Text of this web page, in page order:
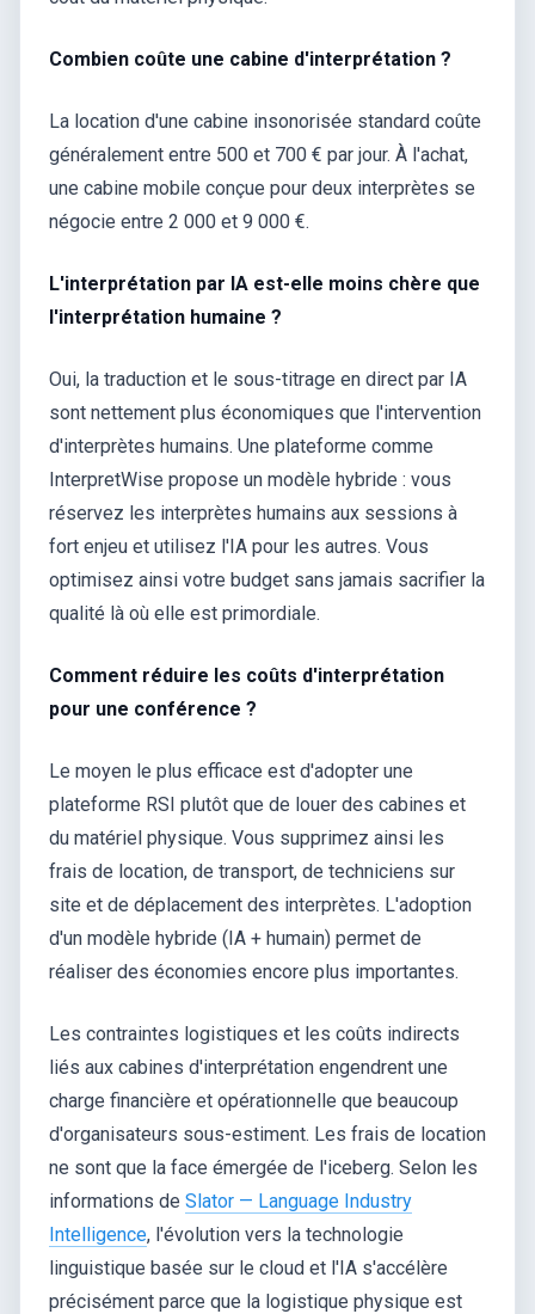
Combien coûte une cabine d'interprétation ?
La location d'une cabine insonorisée standard coûte
généralement entre 500 et 700 € par jour. À l'achat,
une cabine mobile conçue pour deux interprètes se
négocie entre 2 000 et 9 000 €.
L'interprétation par IA est-elle moins chère que
l'interprétation humaine ?
Oui, la traduction et le sous-titrage en direct par IA
sont nettement plus économiques que l'intervention
d'interprètes humains. Une plateforme comme
InterpretWise propose un modèle hybride : vous
réservez les interprètes humains aux sessions à
fort enjeu et utilisez l'IA pour les autres. Vous
optimisez ainsi votre budget sans jamais sacrifier la
qualité là où elle est primordiale.
Comment réduire les coûts d'interprétation
pour une conférence ?
Le moyen le plus efficace est d'adopter une
plateforme RSI plutôt que de louer des cabines et
du matériel physique. Vous supprimez ainsi les
frais de location, de transport, de techniciens sur
site et de déplacement des interprètes. L'adoption
d'un modèle hybride (IA + humain) permet de
réaliser des économies encore plus importantes.
Les contraintes logistiques et les coûts indirects
liés aux cabines d'interprétation engendrent une
charge financière et opérationnelle que beaucoup
d'organisateurs sous-estiment. Les frais de location
ne sont que la face émergée de l'iceberg. Selon les
informations de Slator — Language Industry
Intelligence, l'évolution vers la technologie
linguistique basée sur le cloud et l'IA s'accélère
précisément parce que la logistique physique est